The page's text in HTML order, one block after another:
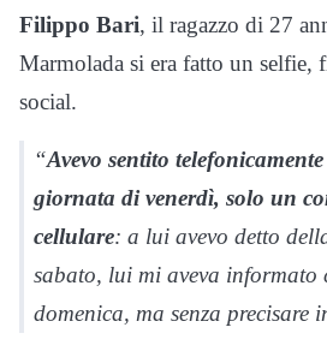
Filippo Bari, il ragazzo di 27
Marmolada si era fatto un
social.
“Avevo sentito
giornata di venerdì, solo un
cellulare: a lui avevo detto
sabato, lui mi aveva informato
domenica, ma senza precisare